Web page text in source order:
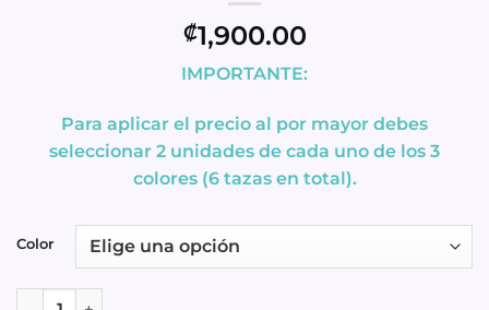
₡1,900.00
IMPORTANTE:
Para aplicar el precio al por mayor debes
seleccionar 2 unidades de cada uno de los 3
colores (6 tazas en total).
Color
Taza para Sublimación - Agarradera con Cuchara cantidad